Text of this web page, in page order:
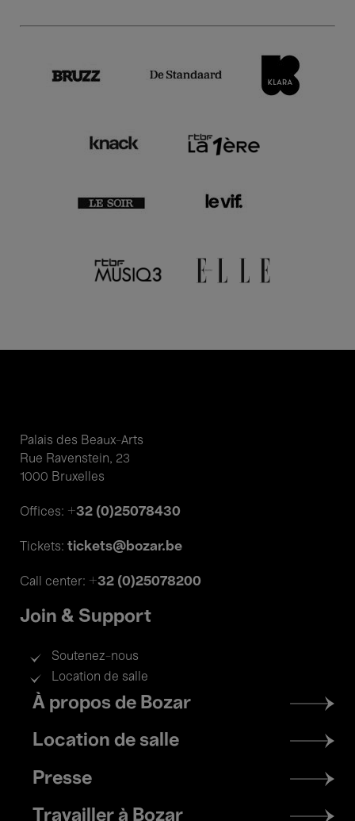
Palais des Beaux-Arts
Rue Ravenstein, 23
1000 Bruxelles
Offices: +32 (0)25078430
Tickets: tickets@bozar.be
Call center: +32 (0)25078200
Join & Support
Soutenez-nous
Location de salle
Footer
menu
À propos de Bozar
Location de salle
Presse
Travailler à Bozar